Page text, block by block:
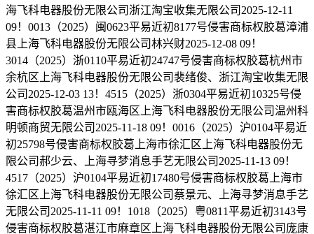
海飞科电器股份无限公司浙江淘宝收集无限公司2025-12-11
09！0013（2025）闽0623平易近初8177号侵害商标权胶葛漳浦
县上海飞科电器股份无限公司林兴财2025-12-08 09！
3014（2025）浙0110平易近初24747号侵害商标权胶葛杭州市
余杭区上海飞科电器股份无限公司裴绪俊、浙江淘宝收集无限
公司2025-12-03 13！4515（2025）浙0304平易近初10325号侵
害商标权胶葛温州市瓯海区上海飞科电器股份无限公司温州科
明顿商贸无限公司2025-11-18 09！0016（2025）沪0104平易近
初25798号侵害商标权胶葛上海市徐汇区上海飞科电器股份无
限公司郝少云、上海寻梦消息手艺无限公司2025-11-13 09！
4517（2025）沪0104平易近初17480号侵害商标权胶葛上海市
徐汇区上海飞科电器股份无限公司蔡景元、上海寻梦消息手艺
无限公司2025-11-11 09！1018（2025）粤0811平易近初3143号
侵害商标权胶葛湛江市麻章区上海飞科电器股份无限公司庞康